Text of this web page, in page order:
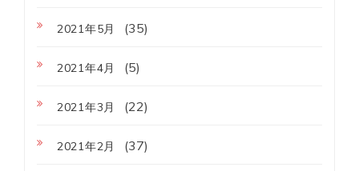
2021年5月 (35)
2021年4月 (5)
2021年3月 (22)
2021年2月 (37)